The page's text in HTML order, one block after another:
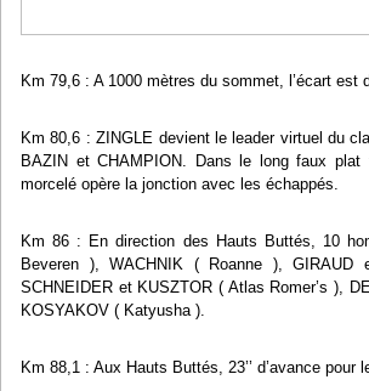
Km 79,6 : A 1000 mètres du sommet, l’écart est
Km 80,6 : ZINGLE devient le leader virtuel du
BAZIN et CHAMPION. Dans le long faux plat
morcelé opère la jonction avec les échappés.
Km 86 : En direction des Hauts Buttés, 10
Beveren ), WACHNIK ( Roanne ),
SCHNEIDER et KUSZTOR ( Atlas Romer’s ),
KOSYAKOV ( Katyusha ).
Km 88,1 : Aux Hauts Buttés, 23’’ d’avance pour